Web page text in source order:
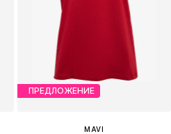
ПРЕДЛОЖЕНИЕ
MAVI